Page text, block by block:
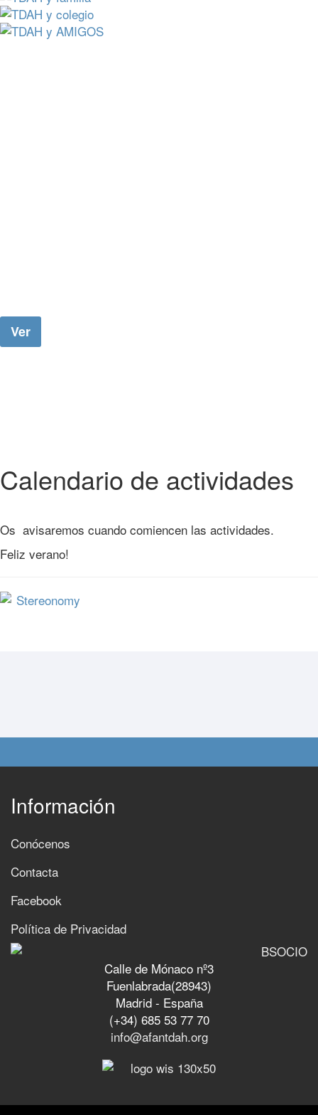
Ver
Calendario de actividades
Os avisaremos cuando comiencen las actividades.
Feliz verano!
Información
Conócenos
Contacta
Facebook
Política de Privacidad
Calle de Mónaco nº3
Fuenlabrada(28943)
Madrid - España
(+34) 685 53 77 70
info@afantdah.org